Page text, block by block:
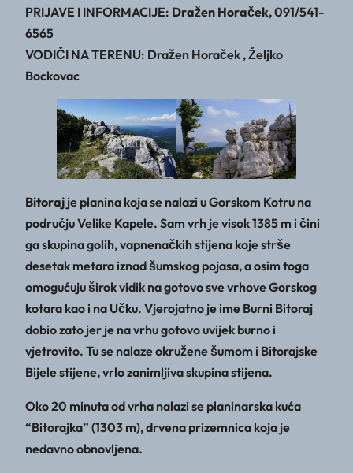
PRIJAVE I INFORMACIJE: Dražen Horaček, 091/541-
6565
VODIČI NA TERENU: Dražen Horaček , Željko
Bockovac
Bitoraj je planina koja se nalazi u Gorskom Kotru na
području Velike Kapele. Sam vrh je visok 1385 m i čini
ga skupina golih, vapnenačkih stijena koje strše
desetak metara iznad šumskog pojasa, a osim toga
omogućuju širok vidik na gotovo sve vrhove Gorskog
kotara kao i na Učku. Vjerojatno je ime Burni Bitoraj
dobio zato jer je na vrhu gotovo uvijek burno i
vjetrovito. Tu se nalaze okružene šumom i Bitorajske
Bijele stijene, vrlo zanimljiva skupina stijena.
Oko 20 minuta od vrha nalazi se planinarska kuća
“Bitorajka” (1303 m), drvena prizemnica koja je
nedavno obnovljena.